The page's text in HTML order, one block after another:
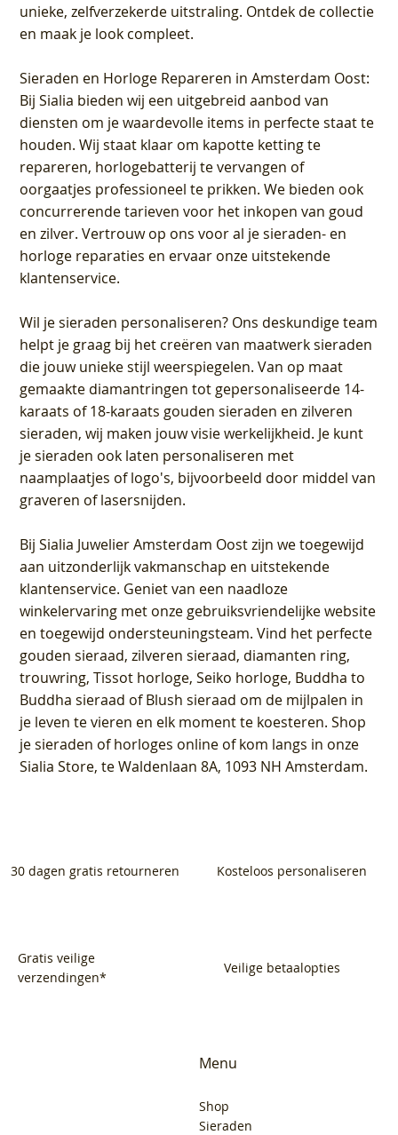
unieke, zelfverzekerde uitstraling. Ontdek de collectie
en maak je look compleet.
Sieraden en Horloge Repareren in Amsterdam Oost:
Bij Sialia bieden wij een uitgebreid aanbod van
diensten om je waardevolle items in perfecte staat te
houden. Wij staat klaar om kapotte ketting te
repareren, horlogebatterij te vervangen of
oorgaatjes professioneel te prikken. We bieden ook
concurrerende tarieven voor het inkopen van goud
en zilver. Vertrouw op ons voor al je sieraden- en
horloge reparaties en ervaar onze uitstekende
klantenservice.
Wil je sieraden personaliseren? Ons deskundige team
helpt je graag bij het creëren van maatwerk sieraden
die jouw unieke stijl weerspiegelen. Van op maat
gemaakte diamantringen tot gepersonaliseerde 14-
karaats of 18-karaats gouden sieraden en zilveren
sieraden, wij maken jouw visie werkelijkheid. Je kunt
je sieraden ook laten personaliseren met
naamplaatjes of logo's, bijvoorbeeld door middel van
graveren of lasersnijden.
BijSialia Juwelier Amsterdam Oostzijn we toegewijd
aan uitzonderlijk vakmanschap en uitstekende
klantenservice. Geniet van een naadloze
winkelervaring met onze gebruiksvriendelijke website
en toegewijd ondersteuningsteam. Vind het perfecte
gouden sieraad, zilveren sieraad, diamanten ring,
trouwring, Tissot horloge, Seiko horloge, Buddha to
Buddha sieraad of Blush sieraad om de mijlpalen in
je leven te vieren en elk moment te koesteren. Shop
je sieraden of horloges online of kom langs in onze
Sialia Store, te Waldenlaan 8A, 1093 NH Amsterdam.
30 dagen gratis retourneren Kosteloos personaliseren
Gratis veilige
verzendingen*
Veilige betaalopties
Menu
Shop
Sieraden